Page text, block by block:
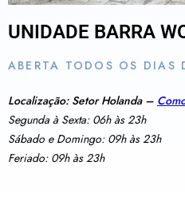
UNIDADE BARRA
ABERTA TODOS OS DIAS
Localização: Setor Holanda –
Segunda à Sexta: 06h às 23h
Sábado e Domingo: 09h às 23h
Feriado: 09h às 23h